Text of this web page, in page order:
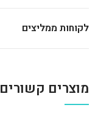
לקוחות ממליצים
מוצרים קשורים